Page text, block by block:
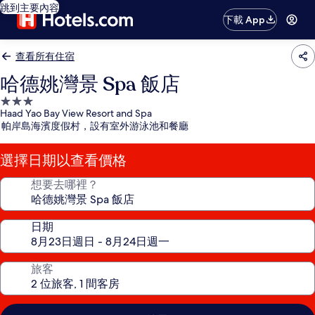
跳到主要內容
下載 App
查看所有住宿
哈德姚灣景 Spa 飯店
3.0
星
級
住
宿
Haad Yao Bay View Resort and Spa
帕岸島海濱度假村，設有室外游泳池和餐廳
選擇日期以查看價格
想要去哪裡？
日期
旅客